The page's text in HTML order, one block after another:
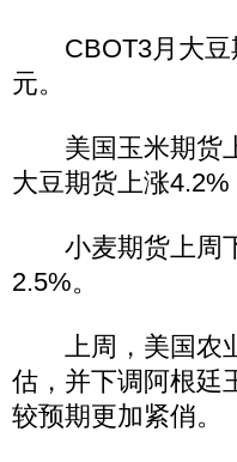
CBOT3月大豆
元。
美国玉米期货上
大豆期货上涨4.2%
小麦期货上周下
2.5%。
上周，美国农业
估，并下调阿根廷
较预期更加紧俏。